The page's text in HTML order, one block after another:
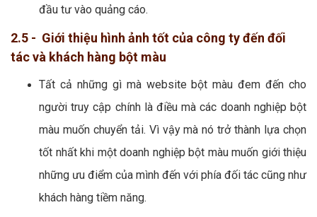
đầu tư vào quảng cáo.
2.5 - Giới thiệu hình ảnh tốt của công ty đến đối
tác và khách hàng bột màu
Tất cả những gì mà website bột màu đem đến cho
người truy cập chính là điều mà các doanh nghiệp bột
màu muốn chuyển tải. Vì vậy mà nó trở thành lựa chọn
tốt nhất khi một doanh nghiệp bột màu muốn giới thiệu
những ưu điểm của mình đến với phía đối tác cũng như
khách hàng tiềm năng.